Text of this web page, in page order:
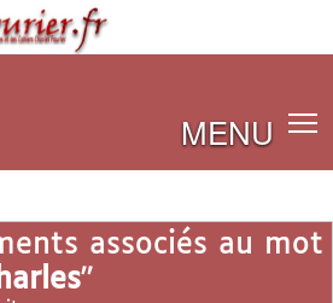
MENU
associés au mot
"